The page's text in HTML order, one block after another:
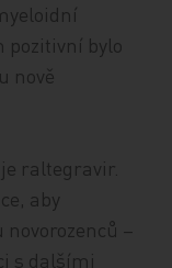
pozitivní bylo
nově
raltegravir.
aby
–
s dalšími